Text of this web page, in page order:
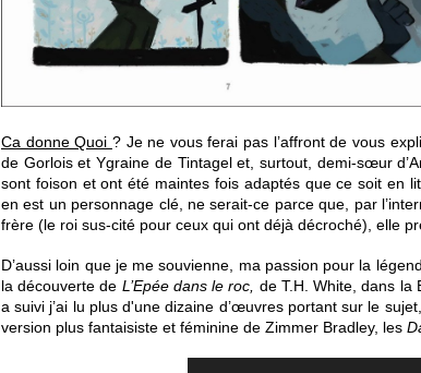
Ca donne Quoi ? Je ne vous ferai pas l’affront de vous
de Gorlois et Ygraine de Tintagel et, surtout, demi-sœur
sont foison et ont été maintes fois adaptés que ce soit en
en est un personnage clé, ne serait-ce parce que, par
frère (le roi sus-cité pour ceux qui ont déjà décroché), elle
D’aussi loin que je me souvienne, ma passion pour la
la découverte de L’Epée dans le roc, de T.H. White, dans la
a suivi j’ai lu plus d'une dizaine d’œuvres portant sur le
version plus fantaisiste et féminine de Zimmer Bradley, les